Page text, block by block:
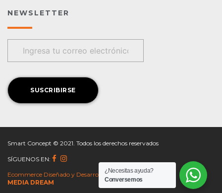
NEWSLETTER
Smart Concept © 2021. Todos los derechos reservados
SÍGUENOS EN:
Ecommerce Diseñado y Desarrollado por
MEDIA DREAM
¿Necesitas ayuda?
Conversemos